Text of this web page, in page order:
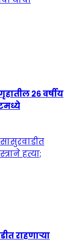
२६ वर्षीय
राहणाऱ्या